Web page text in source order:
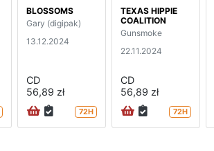
BLOSSOMS
Gary (digipak)
13.12.2024
CD
56,89 zł
72H
TEXAS HIPPIE
COALITION
Gunsmoke
22.11.2024
CD
56,89 zł
72H